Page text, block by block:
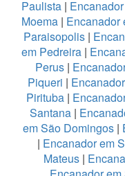
Paulista |
Moema| Encanador
Paraisopolis|
em Pedreira |
Perus |
Piqueri |
Pirituba |
Santana|
em São Domingos|
| Encanador em
Mateus |